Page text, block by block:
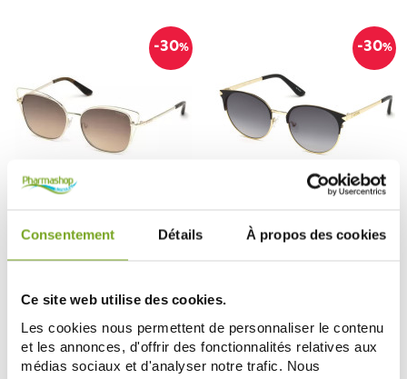
Consentement Détails À propos des cookies
Ce site web utilise des cookies.
Les cookies nous permettent de personnaliser le contenu
et les annonces, d'offrir des fonctionnalités relatives aux
médias sociaux et d'analyser notre trafic. Nous
-30%
GUESS GU7528 COLORIS 32G
TAILLE 56/16
55,93 €
ДОБАВИТЬ В КОРЗИНУ
-30%
GUESS GU7516 COLORIS 02B
TAILLE 53/18
-30%